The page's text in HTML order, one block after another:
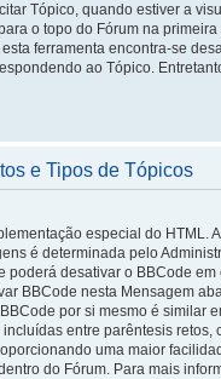
Tópico, quando estiver a
o topo do Fórum na
ferramenta encontra-se
ao Tópico.
e Tipos de Tópicos
especial do HTML.
é determinada pelo
poderá desativar o BBCode em
BBCode nesta Mensagem
por si mesmo é similar
incluídas entre parêntesis retos,
uma maior
do Fórum. Para mais